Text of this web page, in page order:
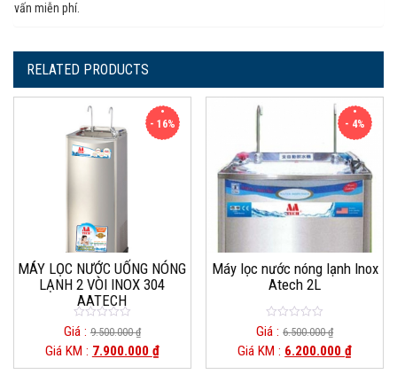
vấn miễn phí.
RELATED PRODUCTS
- 16%
MÁY LỌC NƯỚC UỐNG NÓNG
LẠNH 2 VÒI INOX 304
AATECH
0
o
u
o
Giá : 9.500.000₫
Giá KM : 7.900.000 ₫
- 4%
Máy lọc nước nóng lạnh Inox
Atech 2L
0
o
u
o
Giá :6.500.000₫
Giá KM : 6.200.000₫